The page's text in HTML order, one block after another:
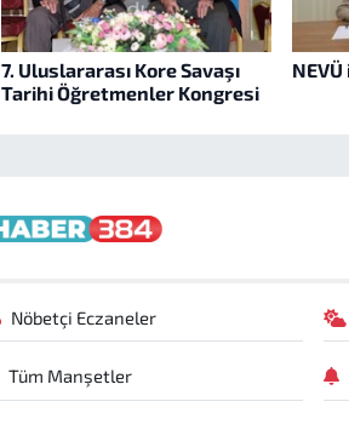
7. Uluslararası Kore Savaşı
Tarihi Öğretmenler Kongresi
Nöbetçi Eczaneler
Tüm Manşetler